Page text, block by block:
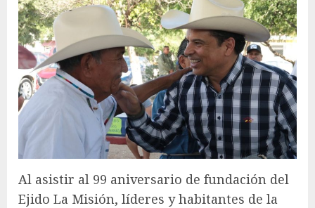
Al asistir al 99 aniversario de fundación del
Ejido La Misión, líderes y habitantes de la